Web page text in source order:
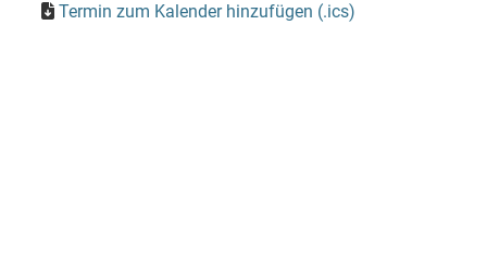
Termin zum Kalender hinzufügen (.ics)